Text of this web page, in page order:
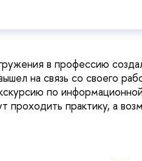
в профессию
на связь со своего
по
проходить практику, а